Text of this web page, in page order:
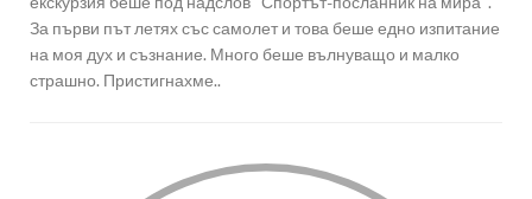
За първи път летях със самолет и това беше едно изпитание
на моя дух и съзнание. Много беше вълнуващо и малко
страшно. Пристигнахме..